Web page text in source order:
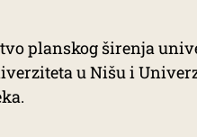
planskog širenja
u Nišu i